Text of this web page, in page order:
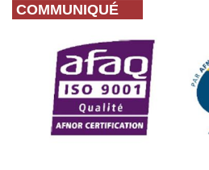
COMMUNIQUÉ